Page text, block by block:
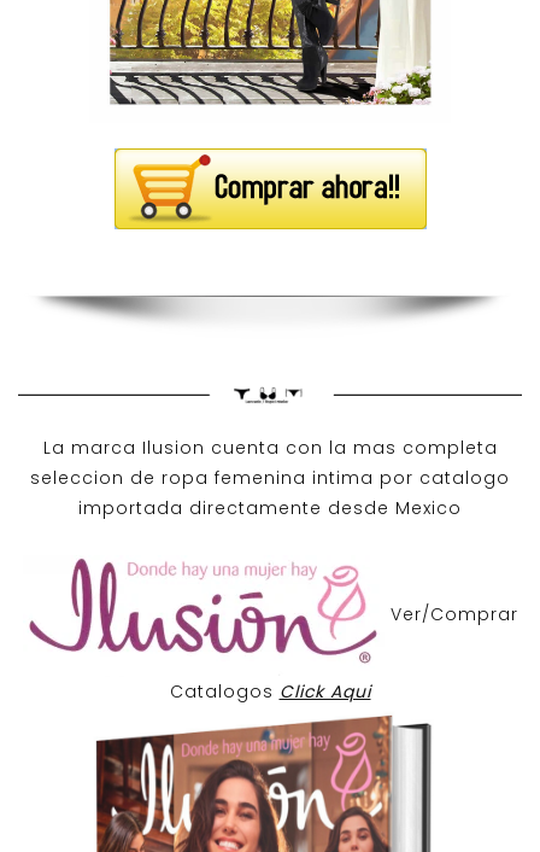
La marca Ilusion cuenta con la mas completa
seleccion de ropa femenina intima por catalogo
importada directamente desde Mexico
Ver/Comprar
Catalogos Click Aqui